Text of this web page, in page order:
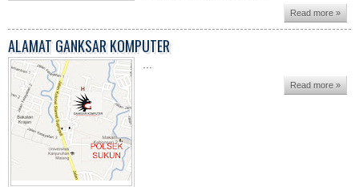
Read more »
ALAMAT GANKSAR KOMPUTER
Read more »